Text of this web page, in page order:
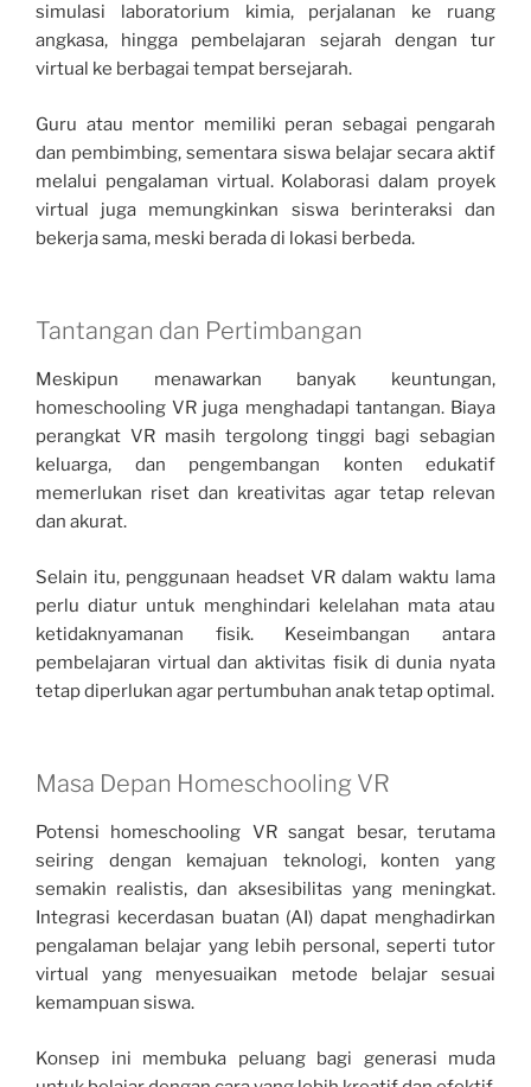
simulasi laboratorium kimia, perjalanan ke ruang
angkasa, hingga pembelajaran sejarah dengan tur
virtual ke berbagai tempat bersejarah.
Guru atau mentor memiliki peran sebagai pengarah
dan pembimbing, sementara siswa belajar secara aktif
melalui pengalaman virtual. Kolaborasi dalam proyek
virtual juga memungkinkan siswa berinteraksi dan
bekerja sama, meski berada di lokasi berbeda.
Tantangan dan Pertimbangan
Meskipun menawarkan banyak keuntungan,
homeschooling VR juga menghadapi tantangan. Biaya
perangkat VR masih tergolong tinggi bagi sebagian
keluarga, dan pengembangan konten edukatif
memerlukan riset dan kreativitas agar tetap relevan
dan akurat.
Selain itu, penggunaan headset VR dalam waktu lama
perlu diatur untuk menghindari kelelahan mata atau
ketidaknyamanan fisik. Keseimbangan antara
pembelajaran virtual dan aktivitas fisik di dunia nyata
tetap diperlukan agar pertumbuhan anak tetap optimal.
Masa Depan Homeschooling VR
Potensi homeschooling VR sangat besar, terutama
seiring dengan kemajuan teknologi, konten yang
semakin realistis, dan aksesibilitas yang meningkat.
Integrasi kecerdasan buatan (AI) dapat menghadirkan
pengalaman belajar yang lebih personal, seperti tutor
virtual yang menyesuaikan metode belajar sesuai
kemampuan siswa.
Konsep ini membuka peluang bagi generasi muda